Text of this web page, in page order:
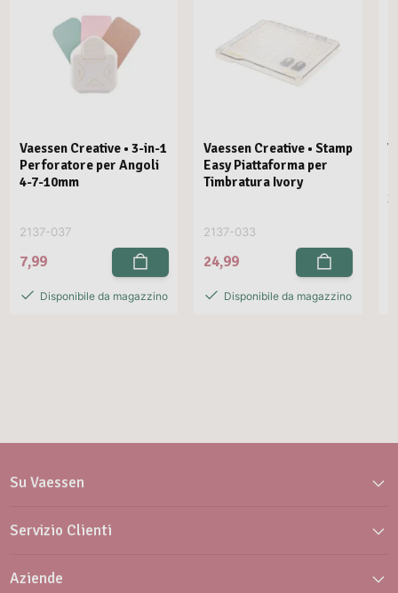
Vaessen Creative • 3-in-1
Perforatore per Angoli
4-7-10mm
2137-037
7,99
Disponibile da magazzino
Vaessen Creative • Stamp
Easy Piattaforma per
Timbratura Ivory
2137-033
24,99
Disponibile da magazzino
Su Vaessen
Servizio Clienti
Aziende